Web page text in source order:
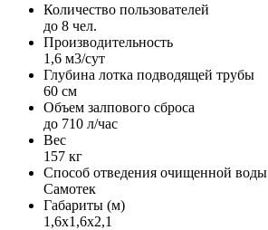
Количество пользователей
до 8 чел.
Производительность
1,6 м3/сут
Глубина лотка подводящей трубы
60 см
Объем залпового сброса
до 710 л/час
Вес
157 кг
Способ отведения очищенной воды
Самотек
Габариты (м)
1,6х1,6х2,1